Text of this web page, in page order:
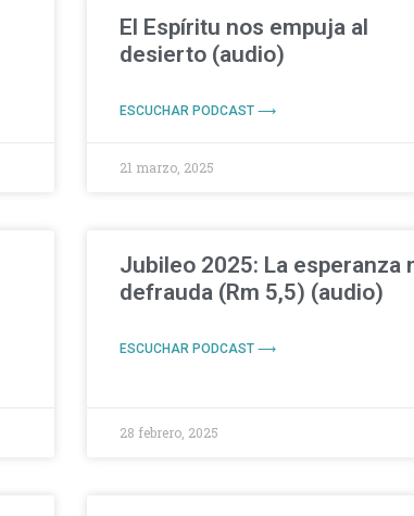
El Espíritu nos empuja al
desierto (audio)
ESCUCHAR PODCAST ⟶
21 marzo, 2025
Jubileo 2025: La esperanza
defrauda (Rm 5,5) (audio)
ESCUCHAR PODCAST ⟶
28 febrero, 2025